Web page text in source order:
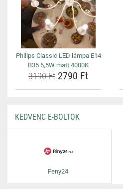
Philips Classic LED lámpa E14
B35 6,5W matt 4000K
3190 Ft 2790 Ft
KEDVENC E-BOLTOK
Feny24